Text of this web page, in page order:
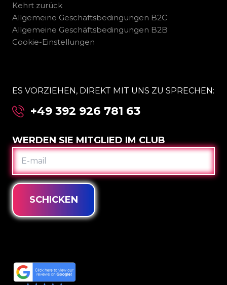
Kehrt zurück
Allgemeine Geschäftsbedingungen B2C
Allgemeine Geschäftsbedingungen B2B
Cookie-Einstellungen
ES VORZIEHEN, DIREKT MIT UNS ZU SPRECHEN:
+49 392 926 781 63
WERDEN SIE MITGLIED IM CLUB
E-
MAIL
SCHICKEN